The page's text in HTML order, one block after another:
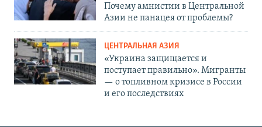
Почему амнистии в Центральной
Азии не панацея от проблемы?
ЦЕНТРАЛЬНАЯ АЗИЯ
«Украина защищается и
поступает правильно». Мигранты
— о топливном кризисе в России
и его последствиях